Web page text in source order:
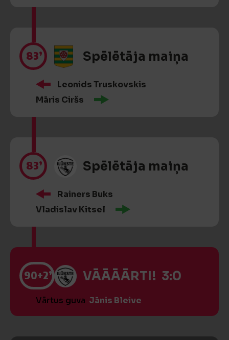
83’ Spēlētāja maiņa
Leonids Truskovskis
Māris Ciršs
83’ Spēlētāja maiņa
Rainers Buks
Vladislav Kitsel
90+2’ VĀĀĀĀRTI! 3:0
Vārtus guva Jānis Bleive